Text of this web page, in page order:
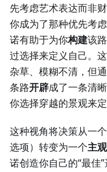
先考虑艺术表达而非
你成为了那种优先考
诺有助于为你构建该
过选择来定义自己。
杂草、模糊不清，但
条路开辟成了一条清
你选择穿越的景观来定
这种视角将决策从一
选项）转变为一个主
诺创造你自己的“最佳”